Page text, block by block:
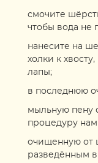
смочите
чтобы вода не
нанесите на
холки к
лапы;
в последнюю
мыльную пену
процедуру
очищенную от
разведённым